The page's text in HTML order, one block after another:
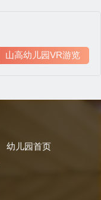
山高幼儿园VR游览
幼儿园首页